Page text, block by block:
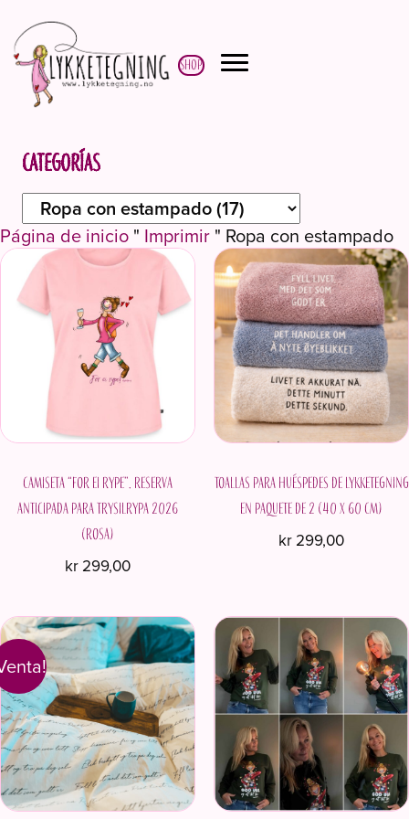
Shop
Categorías
Página de inicio " Imprimir " Ropa con estampado
Camiseta “For ei rype”. Reserva
anticipada para Trysilrypa 2026
(ROSA)
kr 299,00
producto
tiene
múltiples
variantes.
Las
opciones
se
pueden
elegir
Toallas para huéspedes de Lykketegning
en paquete de 2 (40 x 60 cm)
kr 299,00
tiene
múltiples
variantes.
Las
opciones
se
pueden
elegir
en